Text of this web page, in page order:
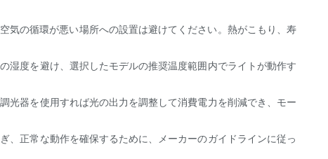
気の循環が悪い場所への設置は避けてください。熱がこもり、寿
湿度を避け、選択したモデルの推奨温度範囲内でライトが動作す
光器を使用すれば光の出力を調整して消費電力を削減でき、モー
、正常な動作を確保するために、メーカーのガイドラインに従っ